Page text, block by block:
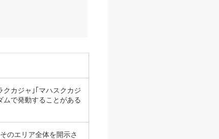
クカジャ｣｢マハスクカジ
ムで発動することがある
のエリア全体を開示さ